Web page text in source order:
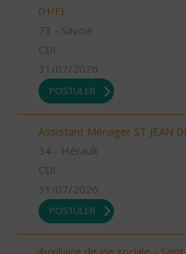
(H/F)
73 - Savoie
CDI
31/07/2026
POSTULER
Assistant Ménager ST JEAN
34 - Hérault
CDI
31/07/2026
POSTULER